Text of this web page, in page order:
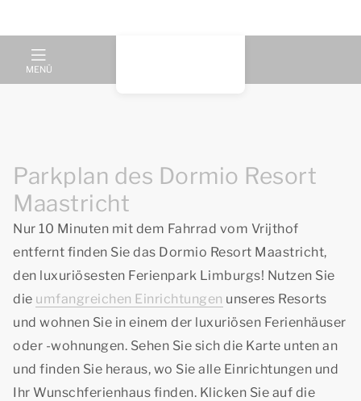
MENÜ
Parkplan des Dormio Resort
Maastricht
Nur 10 Minuten mit dem Fahrrad vom Vrijthof
entfernt finden Sie das Dormio Resort Maastricht,
den luxuriösesten Ferienpark Limburgs! Nutzen Sie
die umfangreichen Einrichtungen unseres Resorts
und wohnen Sie in einem der luxuriösen Ferienhäuser
oder -wohnungen. Sehen Sie sich die Karte unten an
und finden Sie heraus, wo Sie alle Einrichtungen und
Ihr Wunschferienhaus finden. Klicken Sie auf die